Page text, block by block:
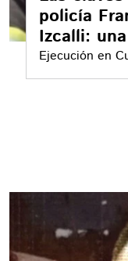
policía
Izcalli:
Ejecución en
una venganza